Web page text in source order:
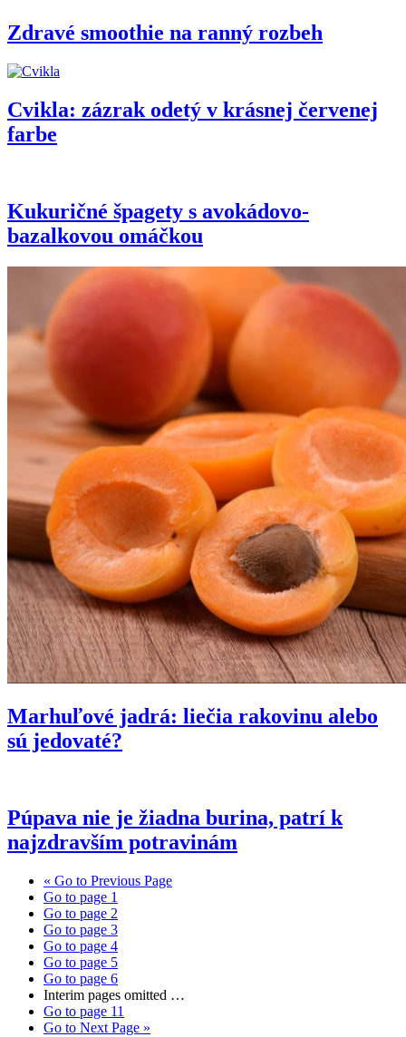
Zdravé smoothie na ranný rozbeh
Cvikla: zázrak odetý v krásnej červenej
farbe
Kukuričné špagety s avokádovo-
bazalkovou omáčkou
Marhuľové jadrá: liečia rakovinu alebo
sú jedovaté?
Púpava nie je žiadna burina, patrí k
najzdravším potravinám
« Go to Previous Page
Go to page 1
Go to page 2
Go to page 3
Go to page 4
Go to page 5
Go to page 6
Interim pages omitted …
Go to page 11
Go to Next Page »